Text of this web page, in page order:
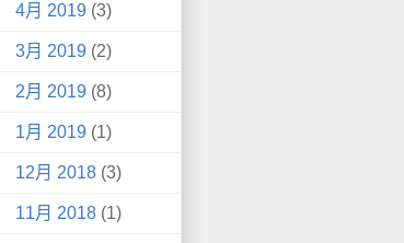
4月 2019 (3)
3月 2019 (2)
2月 2019 (8)
1月 2019 (1)
12月 2018 (3)
11月 2018 (1)